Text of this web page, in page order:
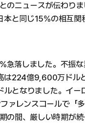
のニュースが伝わり
本と同じ15%の相互
急落しました。不振な
は224億9,600万ドル
となりました。イー
ァレンスコールで「
の間、厳しい時期が